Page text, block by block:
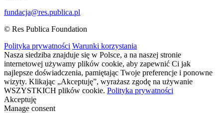
fundacja@res.publica.pl
© Res Publica Foundation
Polityka prywatności Warunki korzystania
Nasza siedziba znajduje się w Polsce, a na naszej stronie
internetowej używamy plików cookie, aby zapewnić Ci jak
najlepsze doświadczenia, pamiętając Twoje preferencje i ponowne
wizyty. Klikając „Akceptuję”, wyrażasz zgodę na używanie
WSZYSTKICH plików cookie. Polityka prywatności
Akceptuję
Manage consent